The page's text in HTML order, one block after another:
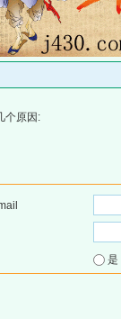
个原因: